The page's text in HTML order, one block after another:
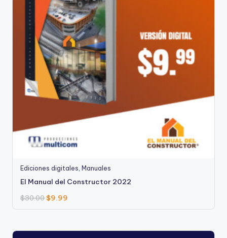
Ediciones digitales, Manuales
El Manual del Constructor 2022
$30.00$9.99